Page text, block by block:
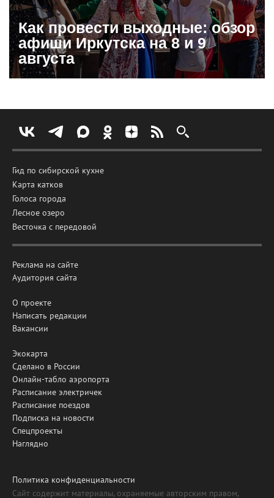
Как провести выходные: обзор
афиши Иркутска на 8 и 9
августа
Гид по сибирской кухне
Карта катков
Голоса города
Лесное озеро
Весточка с передовой
Реклама на сайте
Аудитория сайта
О проекте
Написать редакции
Вакансии
Экокарта
Сделано в России
Онлайн-табло аэропорта
Расписание электричек
Расписание поездов
Подписка на новости
Спецпроекты
Наглядно
Политика конфиденциальности
Сайт содержит материалы, охраняемые авторским правом,